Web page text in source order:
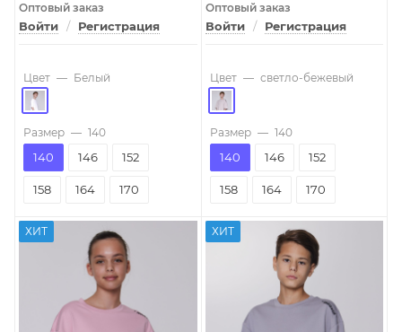
Оптовый заказ
Войти / Регистрация
Цвет — Белый
Размер — 140
140 146 152
158 164 170
Оптовый заказ
Войти / Регистрация
Цвет — светло-бежевый
Размер — 140
140 146 152
158 164 170
ХИТ ХИТ